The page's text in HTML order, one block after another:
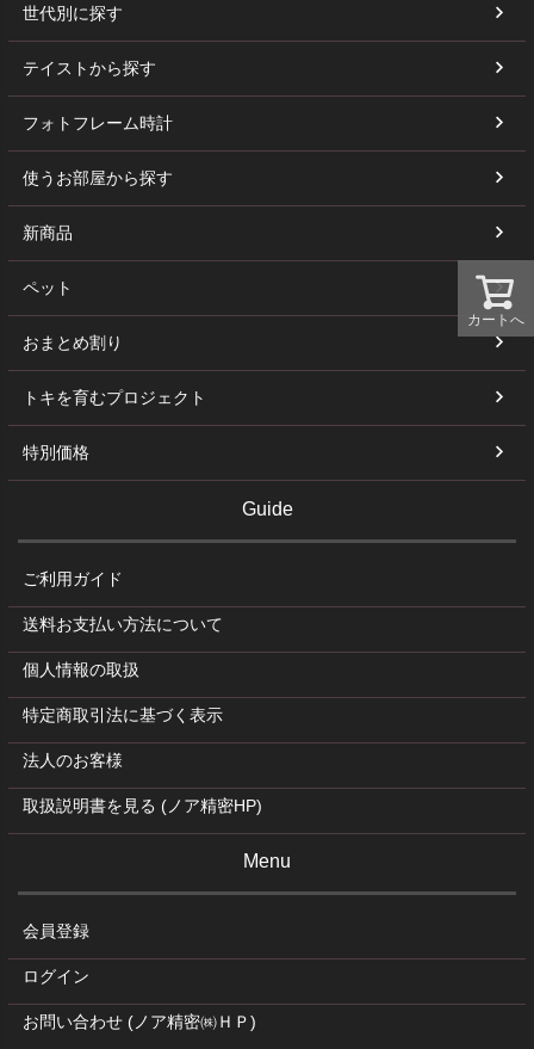
カートへ
世代別に探す
テイストから探す
フォトフレーム時計
使うお部屋から探す
新商品
ペット
おまとめ割り
トキを育むプロジェクト
特別価格
Guide
ご利用ガイド
送料お支払い方法について
個人情報の取扱
特定商取引法に基づく表示
法人のお客様
取扱説明書を見る (ノア精密HP)
Menu
会員登録
ログイン
お問い合わせ (ノア精密㈱ＨＰ)